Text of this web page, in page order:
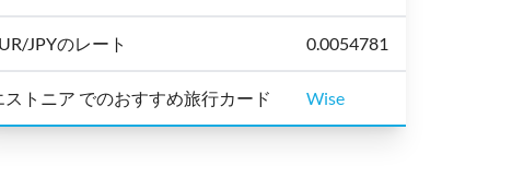
JPYのレート 0.0054781
ストニア でのおすすめ旅行カード Wise